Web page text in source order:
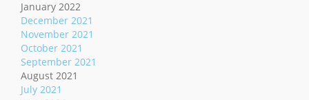
January 2022
December 2021
November 2021
October 2021
September 2021
August 2021
July 2021